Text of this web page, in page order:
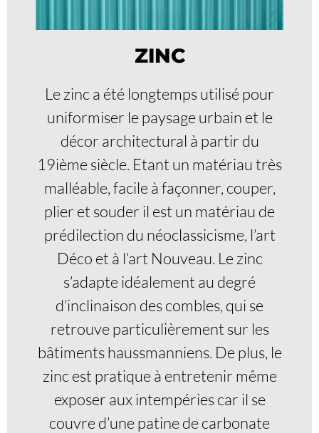
ZINC
Le zinc a été longtemps utilisé pour
uniformiser le paysage urbain et le
décor architectural à partir du
19ième siècle. Etant un matériau très
malléable, facile à façonner, couper,
plier et souder il est un matériau de
prédilection du néoclassicisme, l’art
Déco et à l’art Nouveau. Le zinc
s’adapte idéalement au degré
d’inclinaison des combles, qui se
retrouve particulièrement sur les
bâtiments haussmanniens. De plus, le
zinc est pratique à entretenir même
exposer aux intempéries car il se
couvre d’une patine de carbonate